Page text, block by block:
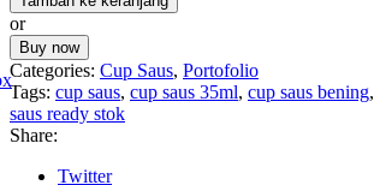
Saus
35ml
Klir
or
Buy now
Categories: Cup Saus, Portofolio
Tags: cup saus, cup saus 35ml, cup saus bening,
saus ready stok
Share:
Twitter